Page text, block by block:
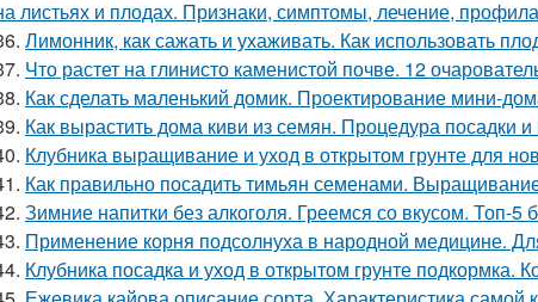
листьях и плодах. Признаки, симптомы, лечение,
Лимонник, как сажать и ухаживать. Как использовать
Что растет на глинисто каменистой почве. 12
Как сделать маленький домик. Проектирование мини-
Как вырастить дома киви из семян. Процедура посадки и
Клубника выращивание и уход в открытом грунте для
Как правильно посадить тимьян семенами.
Зимние напитки без алкоголя. Греемся со вкусом. Топ-5
Применение корня подсолнуха в народной медицине.
Клубника посадка и уход в открытом грунте подкормка.